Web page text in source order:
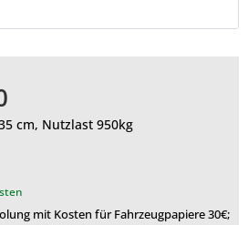
cm, Nutzlast 950kg
mit Kosten für Fahrzeugpapiere 30€;